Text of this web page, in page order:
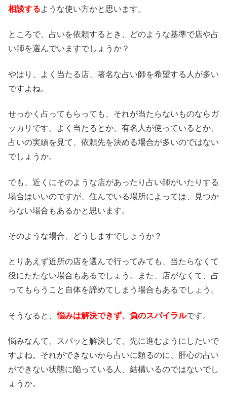
相談するような使い方かと思います。
ところで、占いを依頼するとき、どのような基準で店や占
い師を選んでいますでしょうか？
やはり、よく当たる店、著名な占い師を希望する人が多い
ですよね。
せっかく占ってもらっても、それが当たらないものならガ
ッカリです。よく当たるとか、有名人が使っているとか、
占いの実績を見て、依頼先を決める場合が多いのではない
でしょうか。
でも、近くにそのような店があったり占い師がいたりする
場合はいいのですが、住んでいる場所によっては、見つか
らない場合もあるかと思います。
そのような場合、どうしますでしょうか？
とりあえず近所の店を選んで行ってみても、当たらなくて
役にたたない場合もあるでしょう。また、店がなくて、占
ってもらうこと自体を諦めてしまう場合もあるでしょう。
そうなると、悩みは解決できず、負のスパイラルです。
悩みなんて、スパッと解決して、先に進むようにしたいで
すよね。それができないから占いに頼るのに、肝心の占い
ができない状態に陥っている人、結構いるのではないでし
ょうか。